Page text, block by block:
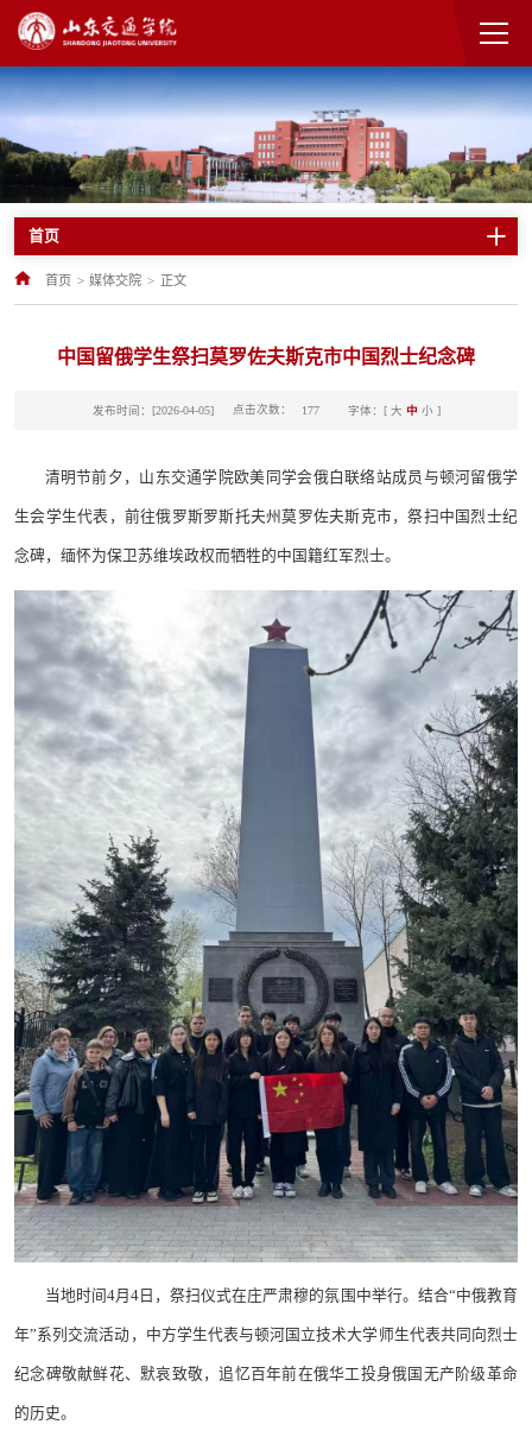
首页
首页 > 媒体交院 > 正文
中国留俄学生祭扫莫罗佐夫斯克市中国烈士纪念碑
发布时间：[2026-04-05] 点击次数： 177 字体：[ 大 中 小]
清明节前夕，山东交通学院欧美同学会俄白联络站成员与顿河留俄学
生会学生代表，前往俄罗斯罗斯托夫州莫罗佐夫斯克市，祭扫中国烈士纪
念碑，缅怀为保卫苏维埃政权而牺牲的中国籍红军烈士。
当地时间4月4日，祭扫仪式在庄严肃穆的氛围中举行。结合“中俄教育
年”系列交流活动，中方学生代表与顿河国立技术大学师生代表共同向烈士
纪念碑敬献鲜花、默哀致敬，追忆百年前在俄华工投身俄国无产阶级革命
的历史。